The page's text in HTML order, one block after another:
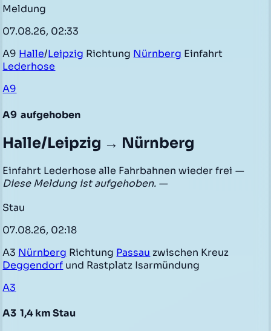
Meldung
07.08.26, 02:33
A9 Halle/Leipzig Richtung Nürnberg Einfahrt
Lederhose
A9
A9 aufgehoben
Halle/Leipzig → Nürnberg
Einfahrt Lederhose alle Fahrbahnen wieder frei —
Diese Meldung ist aufgehoben. —
Stau
07.08.26, 02:18
A3 Nürnberg Richtung Passau zwischen Kreuz
Deggendorf und Rastplatz Isarmündung
A3
A3 1,4 km Stau